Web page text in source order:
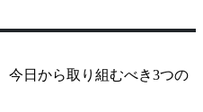
今日から取り組むべき3つの